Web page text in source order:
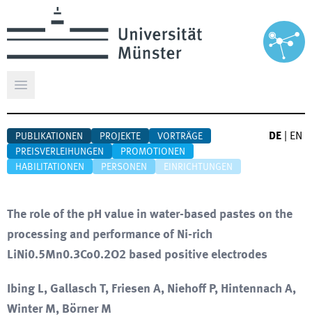
Hauptmenü öffnen
PUBLIKATIONEN PROJEKTE
VORTRÄGE
PREISVERLEIHUNGEN
PROMOTIONEN
HABILITATIONEN
PERSONEN EINRICHTUNGEN
DE EN
The role of the pH value in water-based pastes on the
processing and performance of Ni-rich
LiNi0.5Mn0.3Co0.2O2 based positive electrodes
Ibing L, Gallasch T, Friesen A, Niehoff P, Hintennach A,
Winter M, Börner M